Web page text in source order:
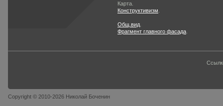
Карта.
Конструктивизм
Общ.вид
Фрагмент главного фасада
Copyright © 2010-2026 Николай Боченин